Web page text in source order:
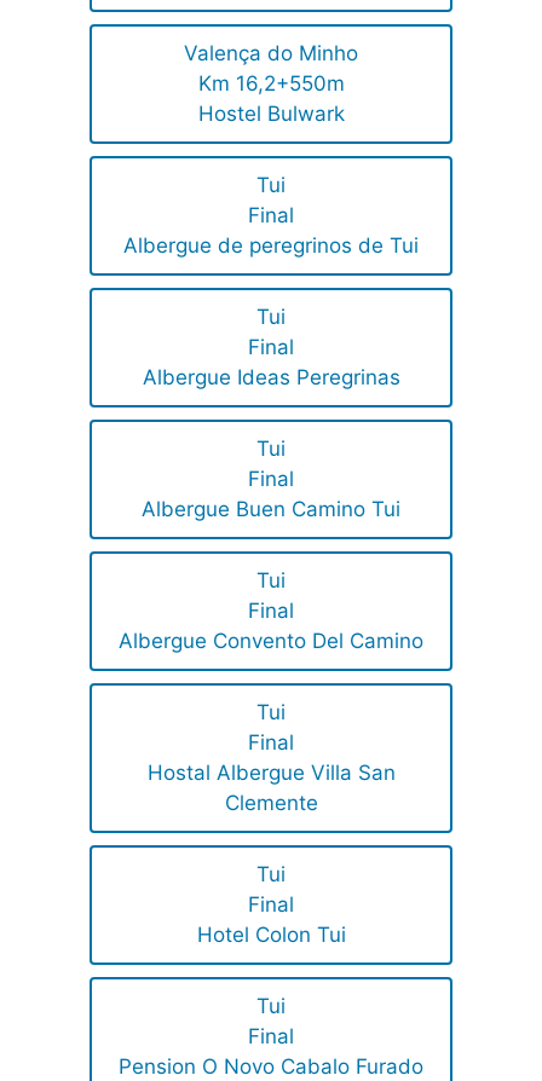
Valença do Minho
Km 16,2+550m
Hostel Bulwark
Tui
Final
Albergue de peregrinos de Tui
Tui
Final
Albergue Ideas Peregrinas
Tui
Final
Albergue Buen Camino Tui
Tui
Final
Albergue Convento Del Camino
Tui
Final
Hostal Albergue Villa San
Clemente
Tui
Final
Hotel Colon Tui
Tui
Final
Pension O Novo Cabalo Furado